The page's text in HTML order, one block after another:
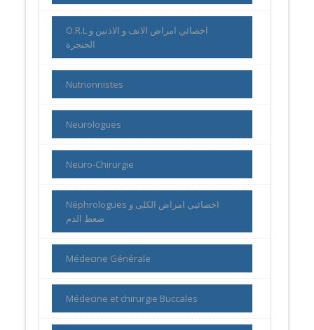
O.R.L اخصائي امراض الانف و الاذنين و
الحنجرة
Nutrionnistes
Neurologues
Neuro-Chirurgie
Néphrologues اخصائيي امراض الكلى و
ضعط الدم
Médecine Générale
Médecine et chirurgie Buccales